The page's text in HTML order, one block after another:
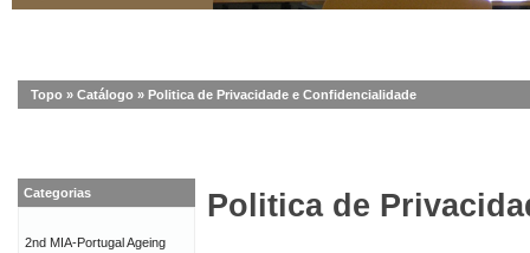
Topo » Catálogo » Politica de Privacidade e Confidencialidade
Politica de
Categorias
2nd MIA-Portugal Ageing